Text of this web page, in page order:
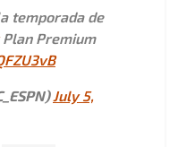
temporada de
Plan Premium
July 5,